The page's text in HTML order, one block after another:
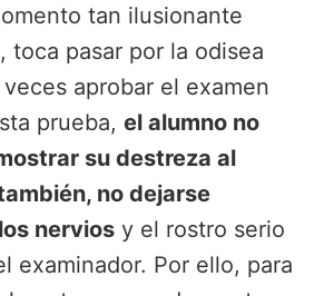
tan ilusionante
toca pasar por la odisea
aprobar el examen
prueba, el alumno no
su destreza al
no dejarse
nervios y el rostro serio
examinador. Por ello, para